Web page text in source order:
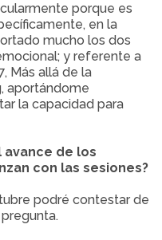
porque es
en la
mucho los dos
y referente a
Más allá de la
aportándome
la capacidad para
avance de los
con las sesiones?
podré contestar de